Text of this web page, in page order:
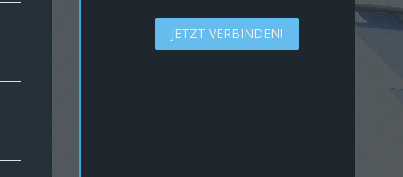
JETZT VERBINDEN!